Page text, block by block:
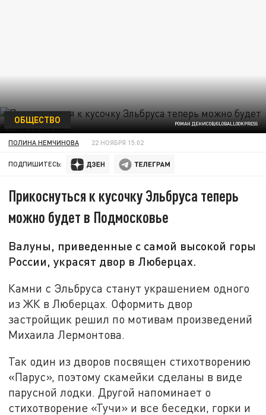
РОМАН ДЕНИСОВ/GLOBALLOOKPRESS
ОБЩЕСТВО
ПОЛИНА НЕМЧИНОВА 22 НОЯБРЯ 15:02
ПОДПИШИТЕСЬ:
Прикоснуться к кусочку Эльбруса теперь
можно будет в Подмосковье
Валуны, приведенные с самой высокой горы
России, украсят двор в Люберцах.
Камни с Эльбруса станут украшением одного
из ЖК в Люберцах. Оформить двор
застройщик решил по мотивам произведений
Михаила Лермонтова.
Так один из дворов посвящен стихотворению
«Парус», поэтому скамейки сделаны в виде
парусной лодки. Другой напоминает о
стихотворение «Тучи» и все беседки, горки и